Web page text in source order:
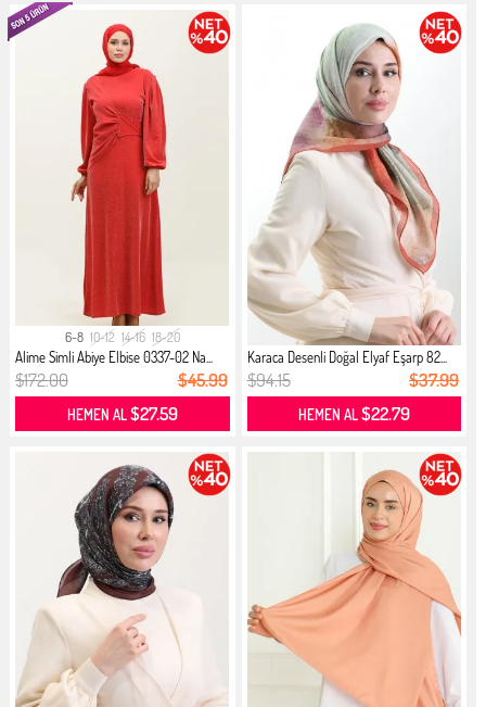
6-8 10-12 14-16 18-20
Alime Simli Abiye Elbise 0337-02 Na...
$172.00 $45.99
HEMEN AL$27.59
Karaca Desenli Doğal Elyaf Eşarp 82...
$94.15 $37.99
HEMEN AL$22.79